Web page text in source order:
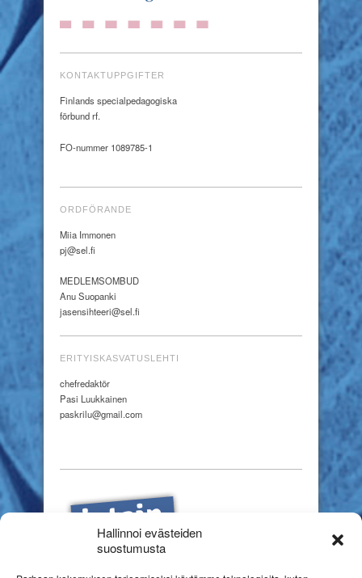
Hallinnoi evästeiden
suostumusta
KONTAKTUPPGIFTER
Finlands specialpedagogiska
förbund rf.
FO-nummer 1089785-1
ORDFÖRANDE
Miia Immonen
pj@sel.fi
MEDLEMSOMBUD
Anu Suopanki
jasensihteeri@sel.fi
ERITYISKASVATUSLEHTI
chefredaktör
Pasi Luukkainen
paskrilu@gmail.com